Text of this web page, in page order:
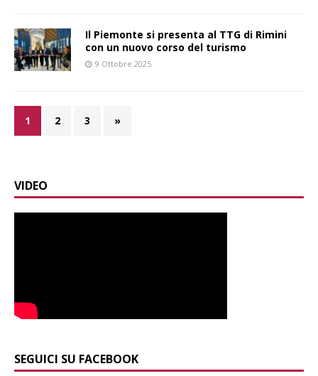
Il Piemonte si presenta al TTG di Rimini
con un nuovo corso del turismo
9 Ottobre 2025
1 2 3 »
VIDEO
SEGUICI SU FACEBOOK